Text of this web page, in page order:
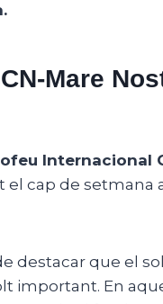
Mare
Internacional
cap de setmana
destacar que el
important. En